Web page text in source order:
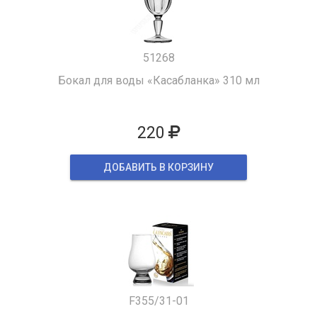
51268
Бокал для воды «Касабланка» 310 мл
220
ДОБАВИТЬ В КОРЗИНУ
F355/31-01